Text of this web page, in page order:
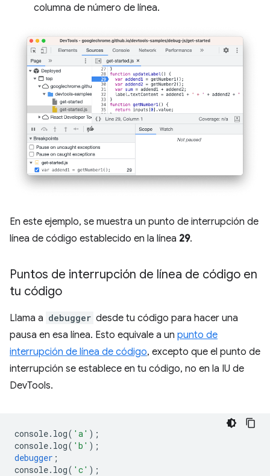
columna de número de línea.
En este ejemplo, se muestra un punto de interrupción de
línea de código establecido en la línea 29.
Puntos de interrupción de línea de código en
tu código
Llama a debugger desde tu código para hacer una
pausa en esa línea. Esto equivale a un punto de
interrupción de línea de código, excepto que el punto de
interrupción se establece en tu código, no en la IU de
DevTools.
console. log( 'a' );
console. log( 'b' );
debugger ;
console. log( 'c' );